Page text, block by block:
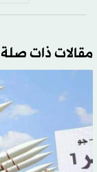
مقالات ذات صلة